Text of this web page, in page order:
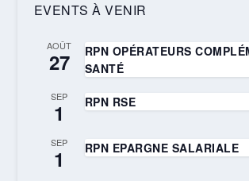
EVENTS À VENIR
AOÛT
27
RPN OPÉRATEURS
SANTÉ
SEP
1 RPN RSE
SEP
1 RPN EPARGNE SALARIALE